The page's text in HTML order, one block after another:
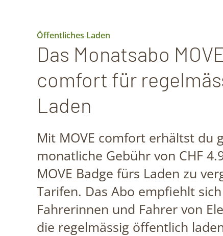
Öffentliches Laden
Das Monatsabo
comfort für
Laden
Mit MOVE comfort erhältst du
monatliche Gebühr von CHF
MOVE Badge fürs Laden zu
Tarifen. Das Abo empfiehlt
Fahrerinnen und Fahrer von
die regelmässig öffentlich